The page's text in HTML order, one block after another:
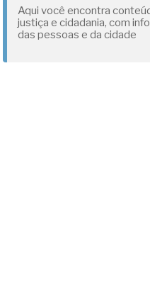
Aqui você encontra
justiça e cidadania, com
das pessoas e da cidade